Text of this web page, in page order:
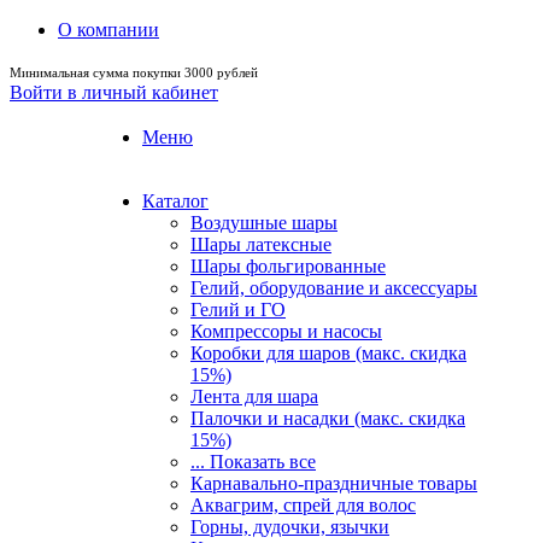
О компании
Минимальная сумма покупки 3000 рублей
Войти в личный кабинет
Меню
Каталог
Воздушные шары
Шары латексные
Шары фольгированные
Гелий, оборудование и аксессуары
Гелий и ГО
Компрессоры и насосы
Коробки для шаров (макс. скидка
15%)
Лента для шара
Палочки и насадки (макс. скидка
15%)
... Показать все
Карнавально-праздничные товары
Аквагрим, спрей для волос
Горны, дудочки, язычки